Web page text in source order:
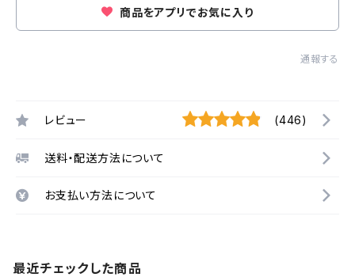
商品をアプリでお気に入り
通報する
レビュー (446)
送料・配送方法について
お支払い方法について
最近チェックした商品